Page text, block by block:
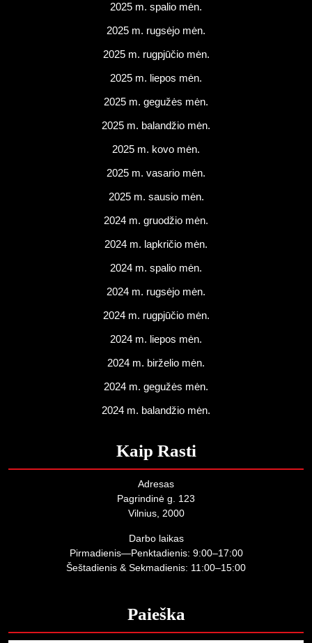
2025 m. spalio mėn.
2025 m. rugsėjo mėn.
2025 m. rugpjūčio mėn.
2025 m. liepos mėn.
2025 m. gegužės mėn.
2025 m. balandžio mėn.
2025 m. kovo mėn.
2025 m. vasario mėn.
2025 m. sausio mėn.
2024 m. gruodžio mėn.
2024 m. lapkričio mėn.
2024 m. spalio mėn.
2024 m. rugsėjo mėn.
2024 m. rugpjūčio mėn.
2024 m. liepos mėn.
2024 m. birželio mėn.
2024 m. gegužės mėn.
2024 m. balandžio mėn.
Kaip Rasti
Adresas
Pagrindinė g. 123
Vilnius, 2000
Darbo laikas
Pirmadienis—Penktadienis: 9:00–17:00
Šeštadienis & Sekmadienis: 11:00–15:00
Paieška